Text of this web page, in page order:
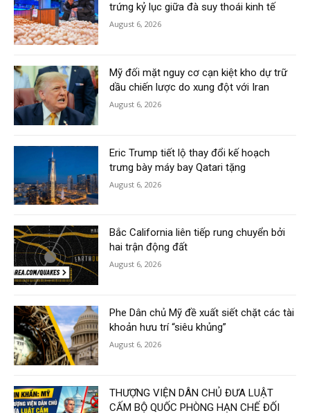
trứng kỷ lục giữa đà suy thoái kinh tế
August 6, 2026
Mỹ đối mặt nguy cơ cạn kiệt kho dự trữ
dầu chiến lược do xung đột với Iran
August 6, 2026
Eric Trump tiết lộ thay đổi kế hoạch
trưng bày máy bay Qatari tặng
August 6, 2026
Bắc California liên tiếp rung chuyển bởi
hai trận động đất
August 6, 2026
Phe Dân chủ Mỹ đề xuất siết chặt các tài
khoản hưu trí “siêu khủng”
August 6, 2026
THƯỢNG VIỆN DÂN CHỦ ĐƯA LUẬT
CẤM BỘ QUỐC PHÒNG HẠN CHẾ ĐỐI